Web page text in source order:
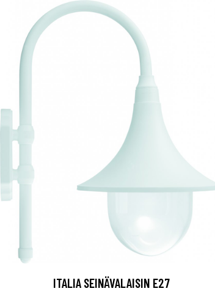
ITALIA SEINÄVALAISIN E27